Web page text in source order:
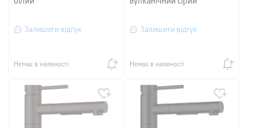
Залишити відгук
Немає в наявності
Залишити відгук
Немає в наявності